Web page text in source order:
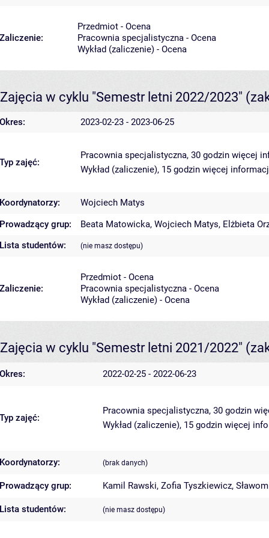
Zaliczenie:
Przedmiot - Ocena
Pracownia specjalistyczna - Ocena
Wykład (zaliczenie) - Ocena
Zajęcia w cyklu "Semestr letni 2022/2023"
Okres: 2023-02-23 - 2023-06-25
Typ zajęć:
Pracownia specjalistyczna, 30 godzin więcej
Wykład (zaliczenie), 15 godzin więcej
Koordynatorzy:
Wojciech Matys
Prowadzący grup:
Beata Matowicka, Wojciech Matys, Elżbieta
Lista studentów:
(nie masz dostępu)
Zaliczenie:
Przedmiot - Ocena
Pracownia specjalistyczna - Ocena
Wykład (zaliczenie) - Ocena
Zajęcia w cyklu "Semestr letni 2021/2022"
Okres: 2022-02-25 - 2022-06-23
Typ zajęć:
Pracownia specjalistyczna, 30 godzin
Wykład (zaliczenie), 15 godzin więcej
Koordynatorzy: (brak danych)
Prowadzący grup: Kamil Rawski, Zofia Tyszkiewicz,
Lista studentów: (nie masz dostępu)